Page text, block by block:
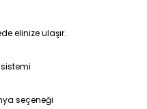
elinize ulaşır.
seçeneği